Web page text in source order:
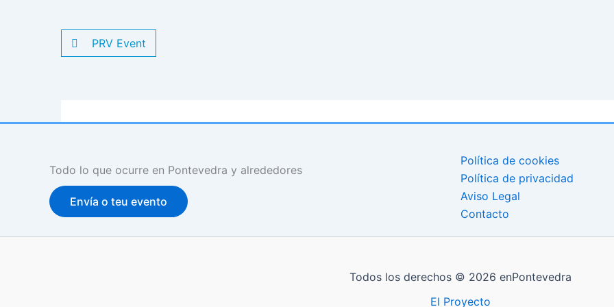
PRV Event
Todo lo que ocurre en Pontevedra y alrededores
Envía o teu evento
Política de cookies
Política de privacidad
Aviso Legal
Contacto
Todos los derechos © 2026 enPontevedra
El Proyecto